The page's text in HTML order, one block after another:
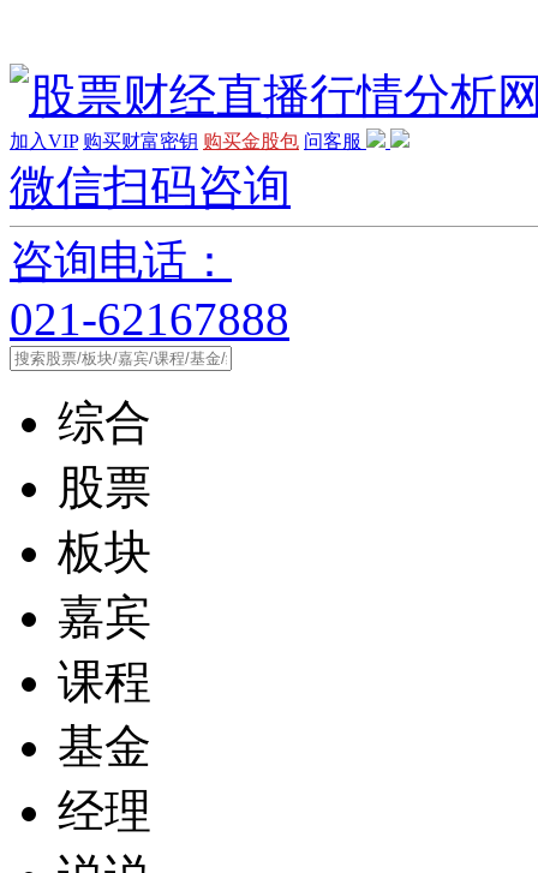
加入VIP 购买财富密钥 购买金股包 问客服
微信扫码咨询
咨询电话：
021-62167888
综合
股票
板块
嘉宾
课程
基金
经理